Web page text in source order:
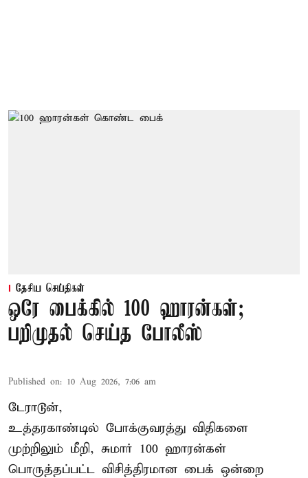
தேசிய செய்திகள்
ஒரே பைக்கில் 100 ஹாரன்கள்;
பறிமுதல் செய்த போலீஸ்
Published on: 10 Aug 2026, 7:06 am
டேராடூன்,
உத்தரகாண்டில் போக்குவரத்து விதிகளை
முற்றிலும் மீறி, சுமார் 100 ஹாரன்கள்
பொருத்தப்பட்ட விசித்திரமான பைக் ஒன்றை